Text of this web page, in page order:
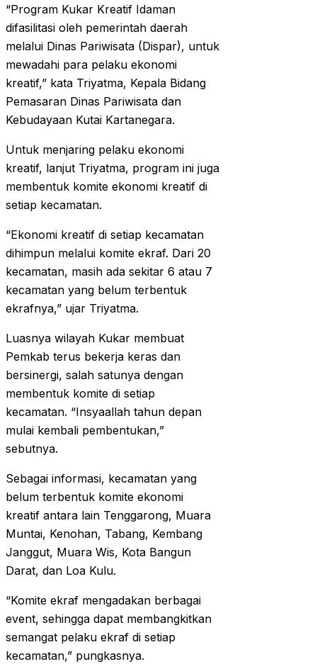
“Program Kukar Kreatif Idaman
difasilitasi oleh pemerintah daerah
melalui Dinas Pariwisata (Dispar), untuk
mewadahi para pelaku ekonomi
kreatif,” kata Triyatma, Kepala Bidang
Pemasaran Dinas Pariwisata dan
Kebudayaan Kutai Kartanegara.
Untuk menjaring pelaku ekonomi
kreatif, lanjut Triyatma, program ini juga
membentuk komite ekonomi kreatif di
setiap kecamatan.
“Ekonomi kreatif di setiap kecamatan
dihimpun melalui komite ekraf. Dari 20
kecamatan, masih ada sekitar 6 atau 7
kecamatan yang belum terbentuk
ekrafnya,” ujar Triyatma.
Luasnya wilayah Kukar membuat
Pemkab terus bekerja keras dan
bersinergi, salah satunya dengan
membentuk komite di setiap
kecamatan. “Insyaallah tahun depan
mulai kembali pembentukan,”
sebutnya.
Sebagai informasi, kecamatan yang
belum terbentuk komite ekonomi
kreatif antara lain Tenggarong, Muara
Muntai, Kenohan, Tabang, Kembang
Janggut, Muara Wis, Kota Bangun
Darat, dan Loa Kulu.
“Komite ekraf mengadakan berbagai
event, sehingga dapat membangkitkan
semangat pelaku ekraf di setiap
kecamatan,” pungkasnya.